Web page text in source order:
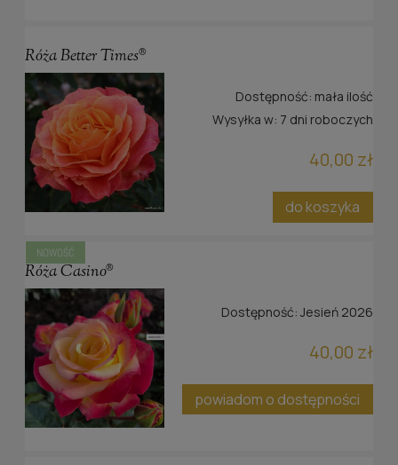
Róża Better Times®
Dostępność: mała ilość
Wysyłka w: 7 dni roboczych
40,00 zł
do koszyka
Róża Casino®
Dostępność: Jesień 2026
40,00 zł
powiadom o dostępności
NOWOŚĆ